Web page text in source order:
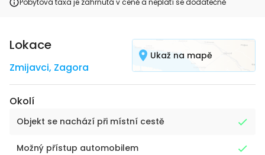
Pobytová taxa je zahrnutá v ceně a neplatí se dodatečně
Lokace
Zmijavci, Zagora
Ukaž na mapě
Okolí
Objekt se nachází při místní cestě
Možný přístup automobilem